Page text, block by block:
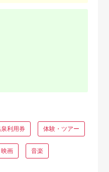
利用券 体験・ツアー
映画 音楽